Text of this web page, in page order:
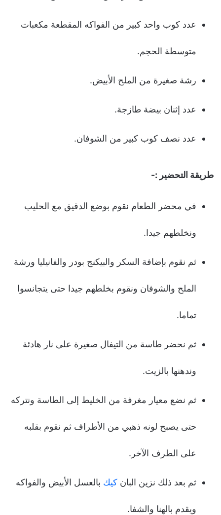
عدد كوب واحد كبير من الفواكه المقطعة مكعبات
متوسطة الحجم.
رشة صغيرة من الملح الأبيض.
عدد إثنان بيضة طازجة.
عدد نصف كوب كبير من الشوفان.
طريقة التحضير :-
في محضر الطعام نقوم بوضع الدقيق مع الحليب
ونخلطهم جيدا.
ثم نقوم بإضافة السكر والبيكنج بودر والفانيليا ورشة
الملح والشوفان ونقوم بخلطهم جيدا حتى يتجانسوا
تماما.
ثم نحضر طاسة من التيفال صغيرة على نار هادئة
وندهنها بالزيت.
ثم نضع معيار مغرفة من الخليط إلى الطاسة ونتركه
حتى يصبح لونه ذهبي من الأطراف ثم نقوم بقلبه
على الطرف الآخر.
ثم بعد ذلك نزين البان كيك بالعسل الأبيض والفواكه
ويقدم بالهنا والشفا.